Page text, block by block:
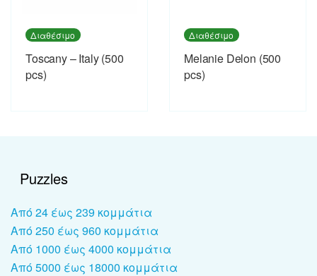
Διαθέσιμο
Toscany – Italy (500
pcs)
Διαθέσιμο
Melanie Delon (500
pcs)
Puzzles
Από 24 έως 239 κομμάτια
Από 250 έως 960 κομμάτια
Από 1000 έως 4000 κομμάτια
Από 5000 έως 18000 κομμάτια